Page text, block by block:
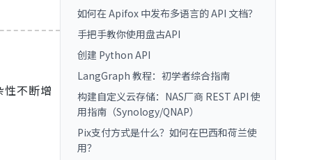
性不断增
如何在 Apifox 中发布多语言的 API 文档？
手把手教你使用盘古API
创建 Python API
LangGraph 教程：初学者综合指南
构建自定义云存储：NAS厂商 REST API 使
用指南（Synology/QNAP）
Pix支付方式是什么？如何在巴西和荷兰使
用？